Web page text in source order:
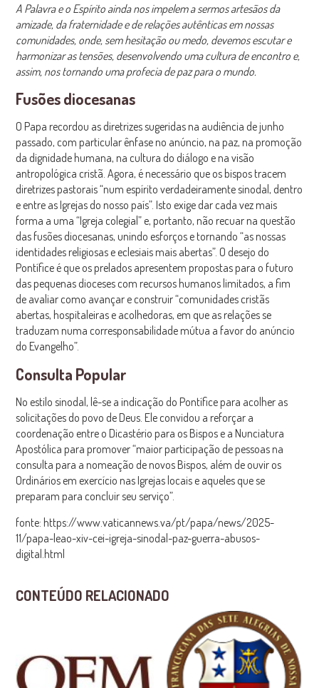
A Palavra e o Espírito ainda nos impelem a sermos artesãos da
amizade, da fraternidade e de relações autênticas em nossas
comunidades, onde, sem hesitação ou medo, devemos escutar e
harmonizar as tensões, desenvolvendo uma cultura de encontro e,
assim, nos tornando uma profecia de paz para o mundo.
Fusões diocesanas
O Papa recordou as diretrizes sugeridas na audiência de junho
passado, com particular ênfase no anúncio, na paz, na promoção
da dignidade humana, na cultura do diálogo e na visão
antropológica cristã. Agora, é necessário que os bispos tracem
diretrizes pastorais “num espírito verdadeiramente sinodal, dentro
e entre as Igrejas do nosso país”. Isto exige dar cada vez mais
forma a uma “Igreja colegial” e, portanto, não recuar na questão
das fusões diocesanas, unindo esforços e tornando “as nossas
identidades religiosas e eclesiais mais abertas”. O desejo do
Pontífice é que os prelados apresentem propostas para o futuro
das pequenas dioceses com recursos humanos limitados, a fim
de avaliar como avançar e construir “comunidades cristãs
abertas, hospitaleiras e acolhedoras, em que as relações se
traduzam numa corresponsabilidade mútua a favor do anúncio
do Evangelho”.
Consulta Popular
No estilo sinodal, lê-se a indicação do Pontífice para acolher as
solicitações do povo de Deus. Ele convidou a reforçar a
coordenação entre o Dicastério para os Bispos e a Nunciatura
Apostólica para promover “maior participação de pessoas na
consulta para a nomeação de novos Bispos, além de ouvir os
Ordinários em exercício nas Igrejas locais e aqueles que se
preparam para concluir seu serviço”.
fonte: https://www.vaticannews.va/pt/papa/news/2025-
11/papa-leao-xiv-cei-igreja-sinodal-paz-guerra-abusos-
digital.html
CONTEÚDO RELACIONADO